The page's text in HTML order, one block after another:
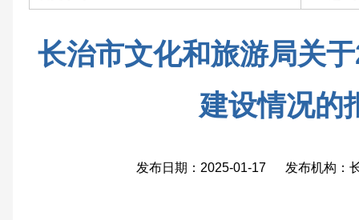
长治市文化和旅游局关
建设情况的
发布日期：2025-01-17 发布机构：